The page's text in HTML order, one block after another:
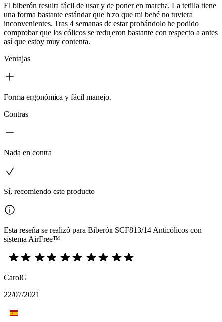
El biberón resulta fácil de usar y de poner en marcha. La tetilla tiene
una forma bastante estándar que hizo que mi bebé no tuviera
inconvenientes. Tras 4 semanas de estar probándolo he podido
comprobar que los cólicos se redujeron bastante con respecto a antes
así que estoy muy contenta.
Ventajas
Forma ergonómica y fácil manejo.
Contras
Nada en contra
Sí, recomiendo este producto
Esta reseña se realizó para Biberón SCF813/14 Anticólicos con
sistema AirFree™
CarolG
22/07/2021